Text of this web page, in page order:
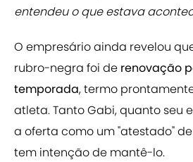
entendeu o que estava
O empresário ainda revelou
rubro-negra foi de renovação
temporada, termo
atleta. Tanto Gabi, quanto seu
a oferta como um "atestado"
tem intenção de mantê-lo.